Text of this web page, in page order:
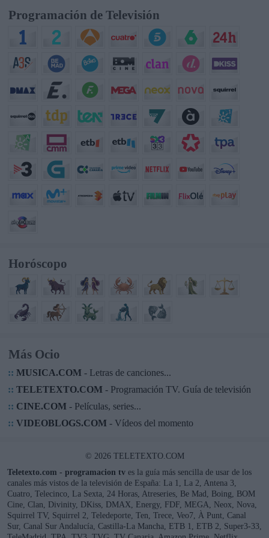
Programación de Televisión
Horóscopo
Más Ocio
:: MUSICA.COM- Letras de canciones...
:: TELETEXTO.COM- Programación TV. Guía de televisión
:: CINE.COM- Películas, series...
:: VIDEOBLOGS.COM- Vídeos del momento
© 2026 TELETEXTO.COM
Teletexto.com - programacion tv es la guía más sencilla de usar de los
canales más vistos de la televisión de España: La 1, La 2, Antena 3,
Cuatro, Telecinco, La Sexta, 24 Horas, Atreseries, Be Mad, Boing, BOM
Cine, Clan, Divinity, DKiss, DMAX, Energy, FDF, MEGA, Neox, Nova,
Squirrel TV, Squirrel 2, Teledeporte, Ten, Trece, Veo7, À Punt, Canal
Sur, Canal Sur Andalucía, Castilla-La Mancha, ETB 1, ETB 2, Super3-33,